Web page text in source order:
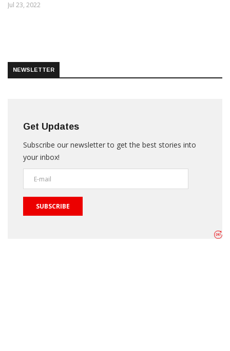
Jul 23, 2022
NEWSLETTER
Get Updates
Subscribe our newsletter to get the best stories into
your inbox!
SUBSCRIBE